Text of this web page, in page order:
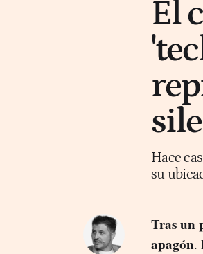
El
Hace
su
Tras un
apagón.